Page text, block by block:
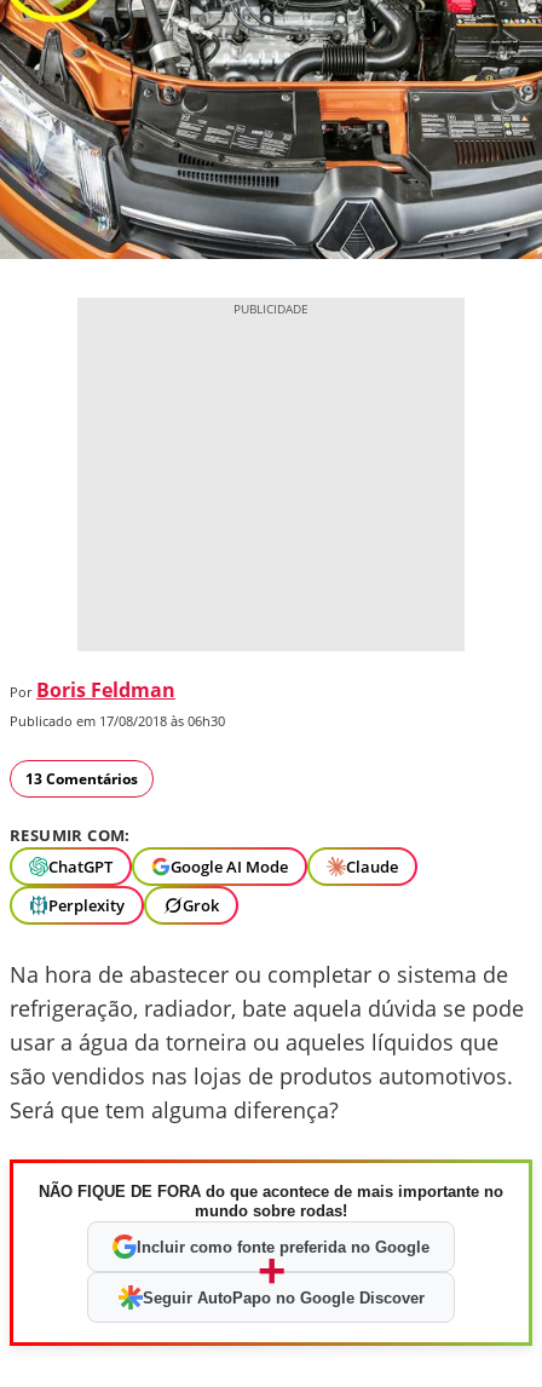
Por Boris Feldman
Publicado em 17/08/2018 às 06h30
13 Comentários
RESUMIR COM:
ChatGPT
Google AI Mode
Claude
Perplexity
Grok
Na hora de abastecer ou completar o sistema de
refrigeração, radiador, bate aquela dúvida se pode
usar a água da torneira ou aqueles líquidos que
são vendidos nas lojas de produtos automotivos.
Será que tem alguma diferença?
NÃO FIQUE DE FORA do que acontece de mais importante no
mundo sobre rodas!
Incluir como fonte preferida no Google
+
Seguir AutoPapo no Google Discover